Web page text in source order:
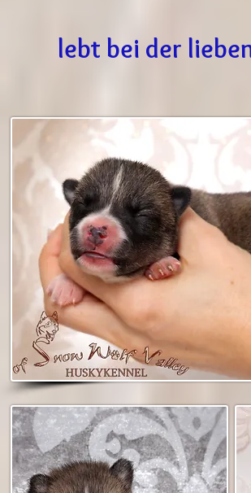
lebt bei der